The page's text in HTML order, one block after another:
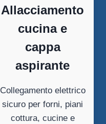
Allacciamento
cucina e
cappa
aspirante
Collegamento elettrico
sicuro per forni, piani
cottura, cucine e